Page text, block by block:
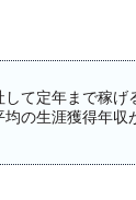
して定年まで稼げ
均の生涯獲得年収